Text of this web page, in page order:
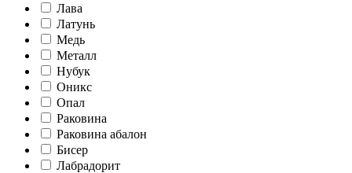
Лава
Латунь
Медь
Металл
Нубук
Оникс
Опал
Раковина
Раковина абалон
Бисер
Лабрадорит